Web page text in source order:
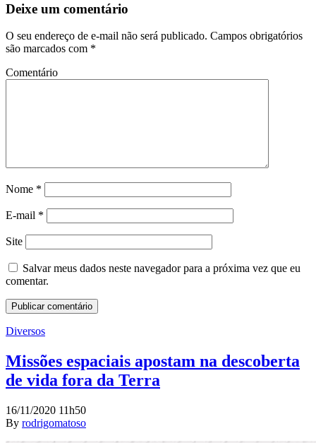
Deixe um comentário
O seu endereço de e-mail não será publicado. Campos obrigatórios
são marcados com *
Comentário
Nome *
E-mail *
Site
Salvar meus dados neste navegador para a próxima vez que eu
comentar.
Diversos
Missões espaciais apostam na descoberta
de vida fora da Terra
16/11/2020 11h50
By rodrigomatoso